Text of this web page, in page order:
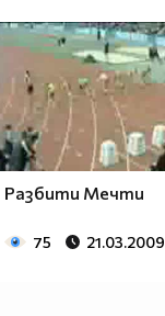
Разбити Мечти
75 21.03.2009